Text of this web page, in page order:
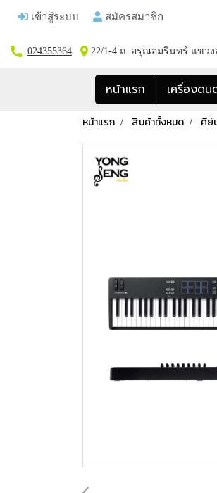
เข้าสู่ระบบ สมัครสมาชิก
024355364 22/1-4 ถ. อรุณอมรินทร์ แขว
หน้าแรก เครื่องด
หน้าแรก สินค้าทั้งหมด คีย์